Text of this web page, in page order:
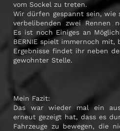
vom Sockel zu treten.
Wir dürfen gespannt sein, wie
verbelibenden zwei Rennen
Es ist noch Einiges an
BERNIE spielt immernoch mit,
Ergebnisse findet ihr neben
gewohnter Stelle.
Mein Fazit:
Das war wieder mal ein
erneut gezeigt hat, dass es
Fahrzeuge zu bewegen, die